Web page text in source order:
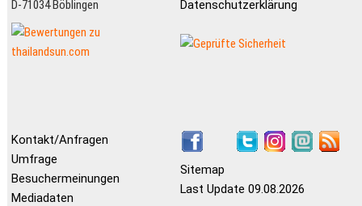
D-71034 Böblingen
Datenschutzerklärung
Kontakt/Anfragen
Umfrage
Besuchermeinungen
Mediadaten
Sitemap
Last Update 09.08.2026